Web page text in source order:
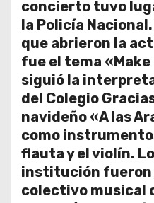
concierto tuvo
la Policía
que abrieron la
fue el tema
siguió la
del Colegio
navideño «A las
como
flauta y el violín.
institución
colectivo musical